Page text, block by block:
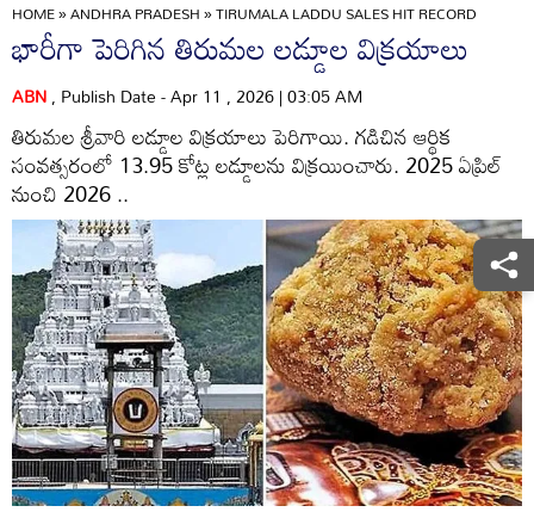
HOME»ANDHRA PRADESH»TIRUMALA LADDU SALES HIT RECORD
భారీగా పెరిగిన తిరుమల లడ్డూల విక్రయాలు
ABN, Publish Date - Apr 11 , 2026 | 03:05 AM
తిరుమల శ్రీవారి లడ్డూల విక్రయాలు పెరిగాయి. గడిచిన ఆర్థిక
సంవత్సరంలో 13.95 కోట్ల లడ్డూలను విక్రయించారు. 2025 ఏప్రిల్‌
నుంచి 2026 ..